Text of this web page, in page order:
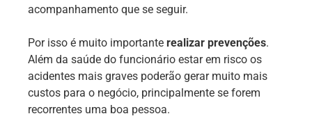
acompanhamento que se seguir.
Por isso é muito importante realizar prevenções.
Além da saúde do funcionário estar em risco os
acidentes mais graves poderão gerar muito mais
custos para o negócio, principalmente se forem
recorrentes uma boa pessoa.